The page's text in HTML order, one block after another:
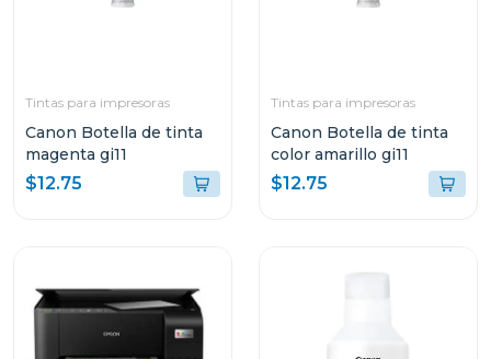
Tintas para impresoras
Canon Botella de tinta
magenta gi11
$12.75
Tintas para impresoras
Canon Botella de tinta
color amarillo gi11
$12.75